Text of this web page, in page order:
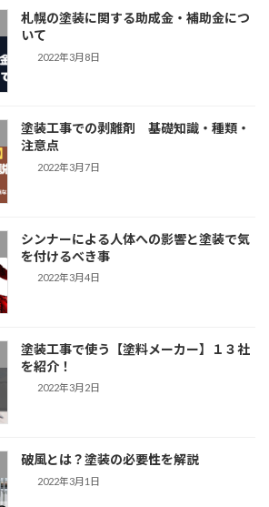
札幌の塗装に関する助成金・補助金につ
いて
2022年3月8日
塗装工事での剥離剤 基礎知識・種類・
注意点
2022年3月7日
シンナーによる人体への影響と塗装で気
を付けるべき事
2022年3月4日
塗装工事で使う【塗料メーカー】１３社
を紹介！
2022年3月2日
破風とは？塗装の必要性を解説
2022年3月1日